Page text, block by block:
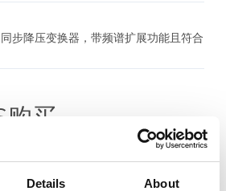
Details About
序
制
封装
同步降压变换器，带频谱扩展功能且符合
购买